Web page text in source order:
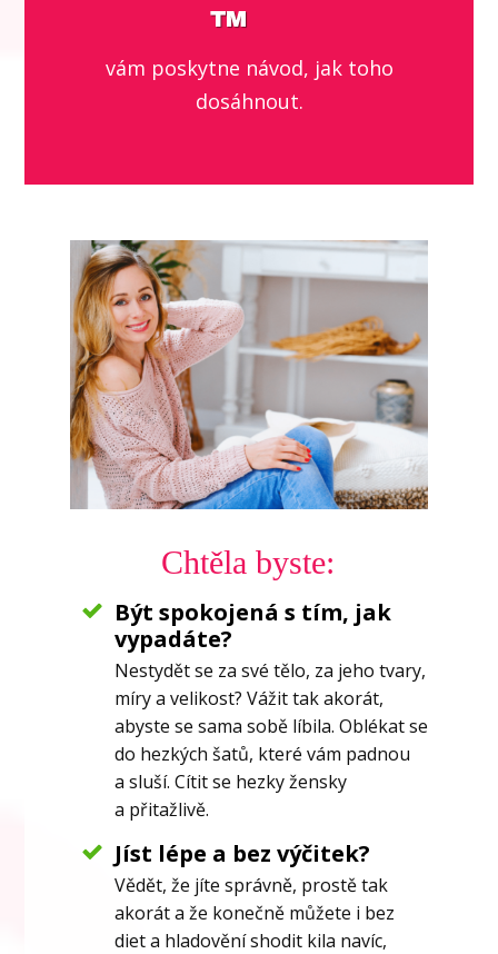
™
vám poskytne návod, jak toho
dosáhnout.
Chtěla byste:
Být spokojená s tím, jak
vypadáte?
Nestydět se za své tělo, za jeho tvary,
míry a velikost? Vážit tak akorát,
abyste se sama sobě líbila. Oblékat se
do hezkých šatů, které vám padnou
a sluší. Cítit se hezky žensky
a přitažlivě.
Jíst lépe a bez výčitek?
Vědět, že jíte správně, prostě tak
akorát a že konečně můžete i bez
diet a hladovění shodit kila navíc,